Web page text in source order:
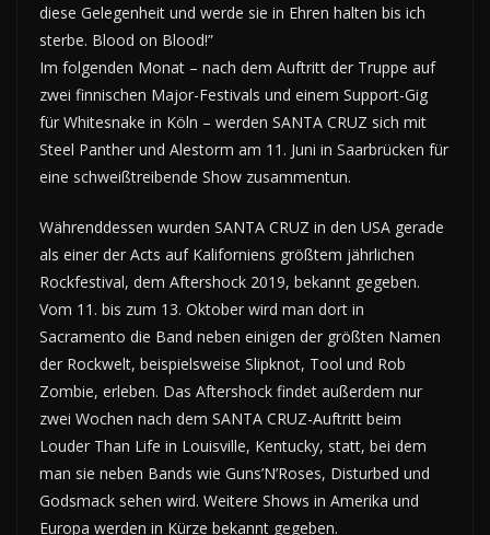
diese Gelegenheit und werde sie in Ehren halten bis ich
sterbe. Blood on Blood!”
Im folgenden Monat – nach dem Auftritt der Truppe auf
zwei finnischen Major-Festivals und einem Support-Gig
für Whitesnake in Köln – werden SANTA CRUZ sich mit
Steel Panther und Alestorm am 11. Juni in Saarbrücken für
eine schweißtreibende Show zusammentun.
Währenddessen wurden SANTA CRUZ in den USA gerade
als einer der Acts auf Kaliforniens größtem jährlichen
Rockfestival, dem Aftershock 2019, bekannt gegeben.
Vom 11. bis zum 13. Oktober wird man dort in
Sacramento die Band neben einigen der größten Namen
der Rockwelt, beispielsweise Slipknot, Tool und Rob
Zombie, erleben. Das Aftershock findet außerdem nur
zwei Wochen nach dem SANTA CRUZ-Auftritt beim
Louder Than Life in Louisville, Kentucky, statt, bei dem
man sie neben Bands wie Guns’N’Roses, Disturbed und
Godsmack sehen wird. Weitere Shows in Amerika und
Europa werden in Kürze bekannt gegeben.